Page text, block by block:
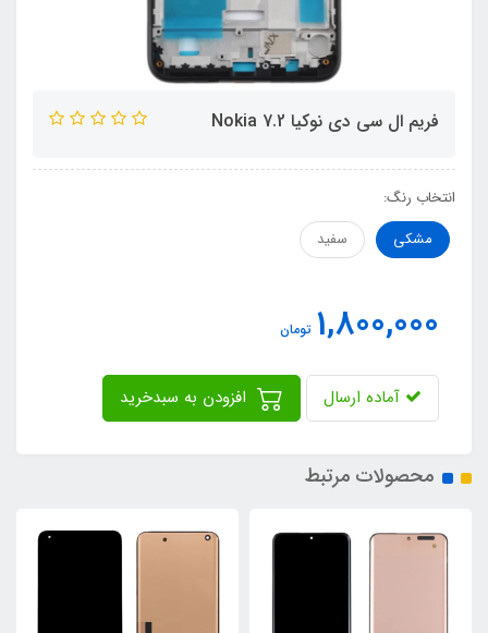
فریم ال سی دی نوکیا Nokia 7.2
انتخاب رنگ:
مشکی
سفید
1,800,000 تومان
آماده ارسال
محصولات مرتبط